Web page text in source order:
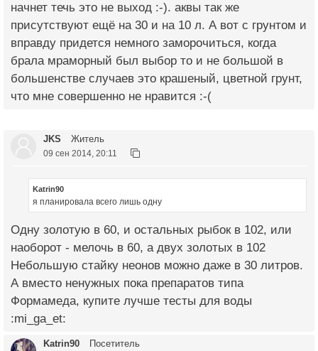
начнет течь это не выход :-). аквы так же
присутствуют ещё на 30 и на 10 л. А вот с грунтом и
вправду придется немного заморочиться, когда
брала мраморный был выбор то и не большой в
большенстве случаев это крашеный, цветной грунт,
что мне совершенно не нравится :-(
JKS Житель
09 сен 2014, 20:11
Katrin90
я планировала всего лишь одну
Одну золотую в 60, и остальных рыбок в 102, или
наоборот - мелочь в 60, а двух золотых в 102
Небольшую стайку неонов можно даже в 30 литров.
А вместо ненужных пока препаратов типа
Формамеда, купите лучше тесты для воды
:mi_ga_et:
Katrin90 Посетитель